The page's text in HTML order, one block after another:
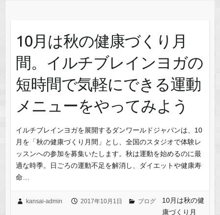
10月は秋の健康づくり月
間。イルチブレインヨガの
短時間で気軽にできる運動
メニューをやってみよう
イルチブレインヨガを展開するダンワールドジャパンは、10
月を「秋の健康づくり月間」とし、全国のスタジオで体験レ
ッスンへの参加を募集いたします。秋は運動を始めるのに最
適な時季。日ごろの運動不足を解消し、ダイエットや健康寿
命…
kansai-admin 2017年10月1日 ブログ
10月は秋の健
康づくり月